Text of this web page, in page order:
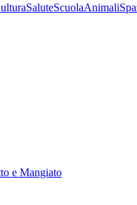
SaluteScuolaAnimali
e Mangiato